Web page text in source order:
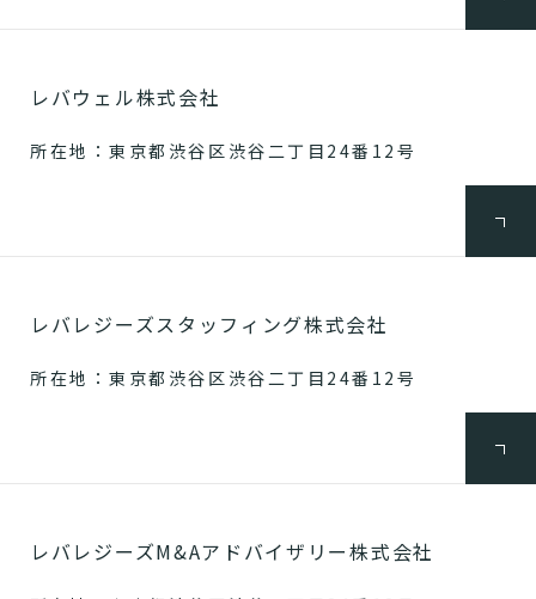
レバウェル株式会社
所在地：東京都渋谷区渋谷二丁目24番12号
レバレジーズスタッフィング株式会社
所在地：東京都渋谷区渋谷二丁目24番12号
レバレジーズM&Aアドバイザリー株式会社